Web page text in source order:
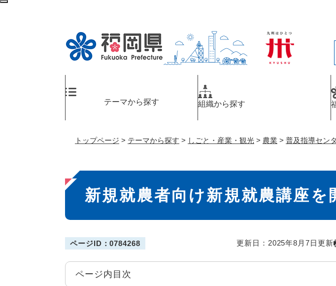
ペ
テーマから探す 組織から探す
トップページ > テーマから探す > しごと・産業・観光 > 農業 > 普及指導セン
本
文
新規就農者向け新規就農講座を
ページID：0784268 更新日：2025年8月7日更新
ページ内目次